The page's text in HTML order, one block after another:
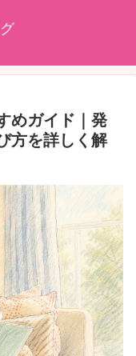
めガイド｜発
方を詳しく解